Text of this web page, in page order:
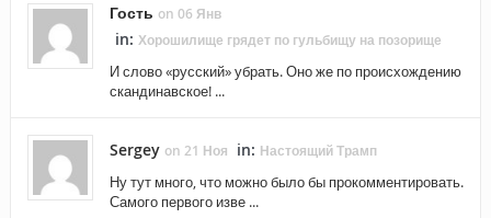
Гость on 06 Янв
in: Хорошилище грядет по гульбищу на позорище
И слово «русский» убрать. Оно же по происхождению
скандинавское! ...
Sergey on 21 Ноя in: Настоящий Трамп
Ну тут много, что можно было бы прокомментировать.
Самого первого изве ...